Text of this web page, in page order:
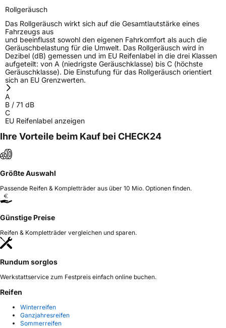
Rollgeräusch
Das Rollgeräusch wirkt sich auf die Gesamtlautstärke eines
Fahrzeugs aus
und beeinflusst sowohl den eigenen Fahrkomfort als auch die
Geräuschbelastung für die Umwelt. Das Rollgeräusch wird in
Dezibel (dB) gemessen und im EU Reifenlabel in die drei Klassen
aufgeteilt: von A (niedrigste Geräuschklasse) bis C (höchste
Geräuschklasse). Die Einstufung für das Rollgeräusch orientiert
sich an EU Grenzwerten.
A
B / 71 dB
C
EU Reifenlabel anzeigen
Ihre Vorteile beim Kauf bei CHECK24
Größte Auswahl
Passende Reifen & Kompletträder aus über 10 Mio. Optionen finden.
Günstige Preise
Reifen & Kompletträder vergleichen und sparen.
Rundum sorglos
Werkstattservice zum Festpreis einfach online buchen.
Reifen
Winterreifen
Ganzjahresreifen
Sommerreifen